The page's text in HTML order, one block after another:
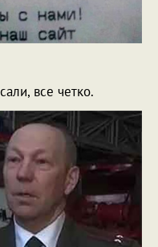
все четко.